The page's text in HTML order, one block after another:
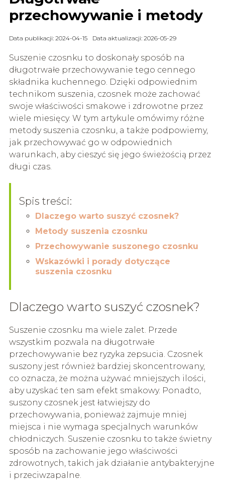
przechowywanie i metody
Data publikacji: 2024-04-15 Data aktualizacji: 2026-05-29
Suszenie czosnku to doskonały sposób na
długotrwałe przechowywanie tego cennego
składnika kuchennego. Dzięki odpowiednim
technikom suszenia, czosnek może zachować
swoje właściwości smakowe i zdrowotne przez
wiele miesięcy. W tym artykule omówimy różne
metody suszenia czosnku, a także podpowiemy,
jak przechowywać go w odpowiednich
warunkach, aby cieszyć się jego świeżością przez
długi czas.
Spis treści:
Dlaczego warto suszyć czosnek?
Metody suszenia czosnku
Przechowywanie suszonego czosnku
Wskazówki i porady dotyczące
suszenia czosnku
Dlaczego warto suszyć czosnek?
Suszenie czosnku ma wiele zalet. Przede
wszystkim pozwala na długotrwałe
przechowywanie bez ryzyka zepsucia. Czosnek
suszony jest również bardziej skoncentrowany,
co oznacza, że można używać mniejszych ilości,
aby uzyskać ten sam efekt smakowy. Ponadto,
suszony czosnek jest łatwiejszy do
przechowywania, ponieważ zajmuje mniej
miejsca i nie wymaga specjalnych warunków
chłodniczych. Suszenie czosnku to także świetny
sposób na zachowanie jego właściwości
zdrowotnych, takich jak działanie antybakteryjne
i przeciwzapalne.